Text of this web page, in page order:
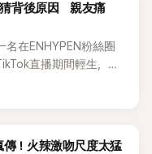
猜背後原因 親友痛
在ENHYPEN粉絲圈
直播期間輕生，最
讓不少粉絲湧入社群平
傳！火辣激吻尺度太猛